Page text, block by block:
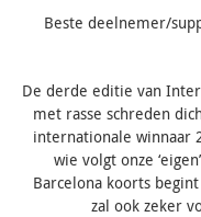
Beste deelnemer/
De derde editie van
met rasse schreden
internationale winnaar
wie volgt onze
Barcelona koorts
zal ook zeker